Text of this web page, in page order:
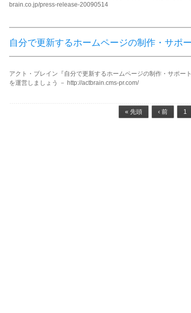
brain.co.jp/press-release-20090514
自分で更新するホームページの制作・サポ
アクト・ブレイン『自分で更新するホームページの制作・サポー
を運営しましょう － http://actbrain.cms-pr.com/
« 先頭 ‹ 前 1